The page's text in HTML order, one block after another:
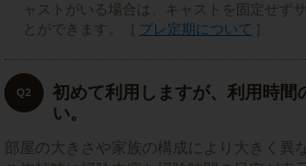
ャストがいる場合は、キャストを固定せず
とができます。［ プレ定期について ］
Q2
初めて利用しますが、利用時間
い。
部屋の大きさや家族の構成により大きく異